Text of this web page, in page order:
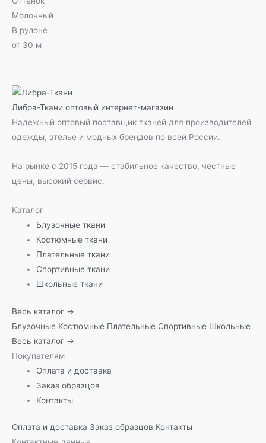
Молочный
В рулоне
от 30 м
Либра-Ткани оптовый интернет-магазин
Надежный оптовый поставщик тканей для производителей
одежды, ателье и модных брендов по всей России.
На рынке с 2015 года — стабильное качество, честные
цены, высокий сервис.
Каталог
Блузочные ткани
Костюмные ткани
Плательные ткани
Спортивные ткани
Школьные ткани
Весь каталог →
Блузочные Костюмные Плательные Спортивные Школьные
Весь каталог →
Покупателям
Оплата и доставка
Заказ образцов
Контакты
Оплата и доставка Заказ образцов Контакты